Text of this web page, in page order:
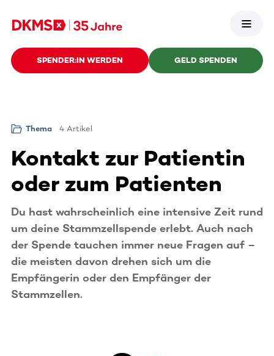
SPENDER:IN WERDEN GELD SPENDEN
Thema 4 Artikel
Kontakt zur Patientin
oder zum Patienten
Du hast wahrscheinlich eine intensive Zeit rund
um deine Stammzellspende erlebt. Auch nach
der Spende tauchen immer neue Fragen auf –
die meisten davon drehen sich um die
Empfängerin oder den Empfänger der
Stammzellen.